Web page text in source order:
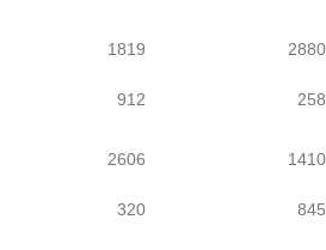
2880
258
1819
912
1410
845
2606
320